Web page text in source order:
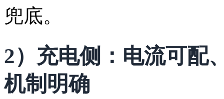
兜底。
2）充电侧：电流可配
机制明确